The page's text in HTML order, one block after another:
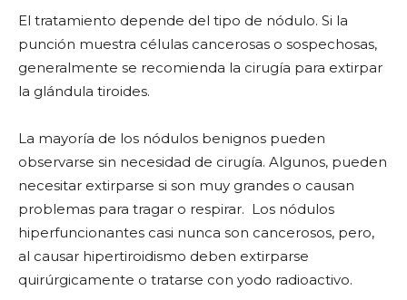
El tratamiento depende del tipo de nódulo. Si la
punción muestra células cancerosas o sospechosas,
generalmente se recomienda la cirugía para extirpar
la glándula tiroides.
La mayoría de los nódulos benignos pueden
observarse sin necesidad de cirugía. Algunos, pueden
necesitar extirparse si son muy grandes o causan
problemas para tragar o respirar. Los nódulos
hiperfuncionantes casi nunca son cancerosos, pero,
al causar hipertiroidismo deben extirparse
quirúrgicamente o tratarse con yodo radioactivo.